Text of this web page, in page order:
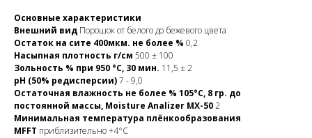
Основные характеристики
Внешний вид Порошок от белого до бежевого цвета
Остаток на сите 400мкм. не более % 0,2
Насыпная плотность г/см 500 ± 100
Зольность % при 950 °С, 30 мин. 11,5 ± 2
pH (50% редисперсии)7 - 9,0
Остаточная влажность не более % 105°C, 8 гр. до
постоянной массы, Moisture Analizer MX-502
Минимальная температура плёнкообразования
MFFT приблизительно +4°C